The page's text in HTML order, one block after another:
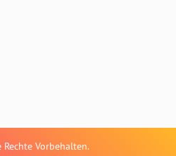
Vorbehalten.